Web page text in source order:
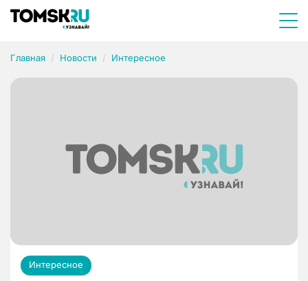
Главная Новости Интересное
Интересное